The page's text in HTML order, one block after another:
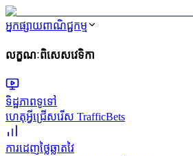
អ្នកផ្សាយពាណិជ្ជកម្ម
លក្ខណៈពិសេសវេទិកា
ទិដ្ឋភាពទូទៅ
ហេតុអ្វីជ្រើសរើស TrafficBets
ការដេញថ្លៃឆ្លាតវៃ